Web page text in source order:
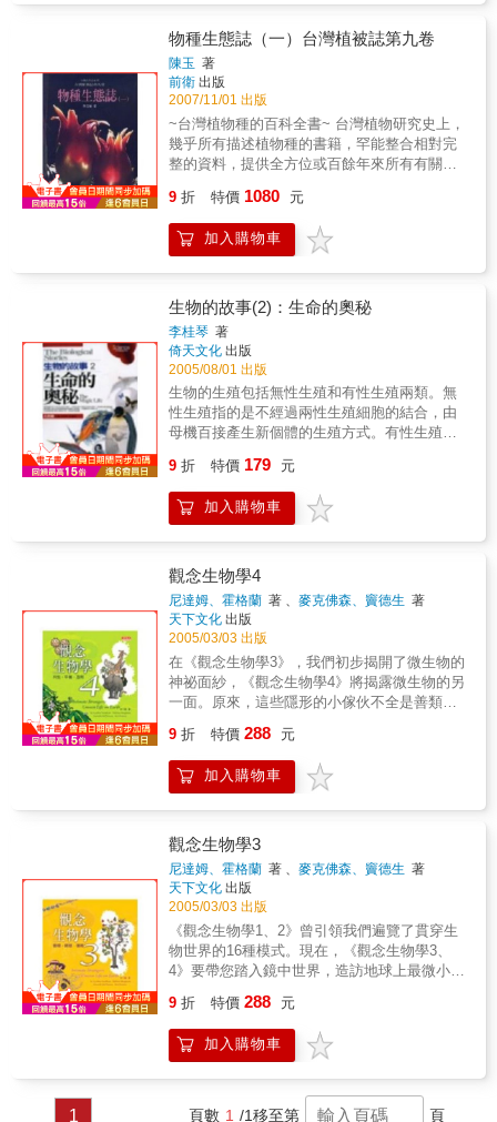
穿。本書以恣意揮灑、妙趣橫生的文筆，為達
爾文理論的本質作了一番澄清，我們更由此經
歷一趟豐富的知性之旅。
物種生態誌（一）台灣植被誌第九卷
陳玉 著
前衛 出版
2007/11/01 出版
~台灣植物種的百科全書~ 台灣植物研究史上，
幾乎所有描述植物種的書籍，罕能整合相對完
整的資料，提供全方位或百餘年來所有有關於
種的書籍，全部拿來作比較，便可瞭解。 本書
針對台灣植物種，盡可能從發現始源、學名變
遷、形態、生態、空間分佈、物種與環境的相
演化、生理生態等等，乃至與人類風俗文化、
生活的相關，夥同作者已知該物種在台灣研究
史上所有的內容，嘗試作百科全書型的整合性
撰寫，期能開創植物描述的新典範。 由於過往
欠缺此等書籍，乃特別賦予新名詞，謂之「物
種生態誌」，如此的物種介紹，無論植物分類
學、生態學、園藝、景觀、保育、水土保持、
解說教育、生物教學、諸多相關學科的研究與
應用、文學、鄉土文化、人類學探討……，舉
至於作者本身對台灣植物的瞭解程度，套用
《金剛般若波羅密經》的邏輯，作者了知植
物，即非了知，是名了知！ [台灣自然史]系列
《台灣植被誌》 TFC1第一卷：總論及植被帶概
論 TFC2第二卷：高山植被帶與高山植物（上、
下） TFC3第三卷：亞高山冷杉林帶與高地草原
（上、下） TFC4第四卷：檜木霧林帶 TFC5第
五卷：鐵杉林帶（上、下） TFC6第六卷：闊葉
林（一）南橫專冊 闊葉林（二）（上、下）
TFC7第七卷：海岸植被帶 TFC8第八卷：地區
植被專論（一）大甲鎮植被 TFC9第九卷：物種
生態誌（一） [本系列一般性特色] 1.以台灣土
地為主體，闡述台灣自然新史觀。 2.台灣第一
本植被誌，系統化全盤論述台灣各大生態帶。
3.結合二十世紀以來，台灣的土地科學研究經
細膩入?。 5.結合科學與人文，貫串古今研究，
為台灣文化注入新的自然基因。 [本系列學術性
特色] 1.第一本從台灣島地體形成，談到現今生
界演化的專書。 2.第一本系統整合化的台灣植
被誌。 3.第一個提出植被帶正進行上遷的論
著，更包括諸多台灣生態研究的新見解。 4.真
正徹底消化日本人五十年在台灣研究菁華的植
物生態研究報告 5.深富科學求真的批判性，開
創台灣植物研究的新生機。 6.提供台灣今後生
9 折 特價 1080 元
加入購物車
生物的故事(2)：生命的奧秘
李桂琴 著
倚天文化 出版
2005/08/01 出版
生物的生殖包括無性生殖和有性生殖兩類。無
性生殖指的是不經過兩性生殖細胞的結合，由
母機百接產生新個體的生殖方式。有性生殖是
育成新個機的生殖方式。
9 折 特價 179 元
加入購物車
觀念生物學4
尼達姆、霍格蘭 著 、麥克佛森、竇德生 著
天下文化 出版
2005/03/03 出版
在《觀念生物學3》，我們初步揭開了微生物的
神祕面紗，《觀念生物學4》將揭露微生物的另
一面。原來，這些隱形的小傢伙不全是善類。
病。這場人菌大戰已打了好幾萬年，隨著科學
與醫療的進步，戰況也愈演愈烈。人類好不容
易在二十世紀發現了抗生素，取得優勢，但微
到的見解。隨著對微生物愈來愈了解，我們漸
漸進入與微生物合夥的新關係，利用它們的技
能來解決種種難題，例如治療與預防疾病、餵
養愈來愈龐大的人口、清理汙染的環境。然
而，在開發利用微生物之際，我們也必須以無
比的智慧拿捏好分寸，和這群小東西保持和諧
平衡的共生關係。我們怎樣對待微生物，關係
著人類與地球的未來。
9 折 特價 288 元
加入購物車
觀念生物學3
尼達姆、霍格蘭 著 、麥克佛森、竇德生 著
天下文化 出版
2005/03/03 出版
《觀念生物學1、2》曾引領我們遍覽了貫穿生
物世界的16種模式。現在，《觀念生物學3、
4》要帶您踏入鏡中世界，造訪地球上最微小卻
能活在這世界上，都多虧了微生物的幫忙。微
生物是推動碳、氮、氧等物質循環的幕後功
臣，也是把所有生命連結成複雜網絡所必需的
宗，當今生物的多樣性，都是從它們單細胞的
9 折 特價 288 元
加入購物車
1 頁數 1 /1移至第 頁